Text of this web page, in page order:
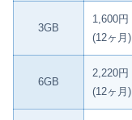
3GB
1,600円
(12ヶ月)
6GB
2,220円
(12ヶ月)